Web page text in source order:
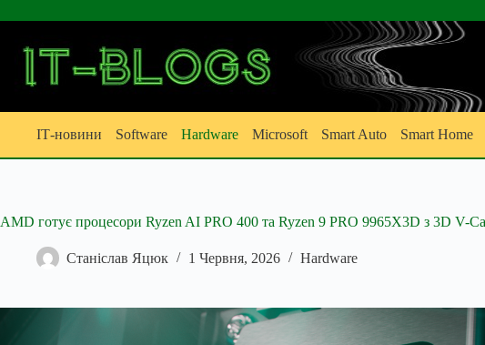
до
ІТ-новини Software Hardware Microsoft Smart Auto Smart Home
AMD готує процесори Ryzen AI PRO 400 та Ryzen 9 PRO 9965X3D з 3D V-
Станіслав Яцюк 1 Червня, 2026 Hardware